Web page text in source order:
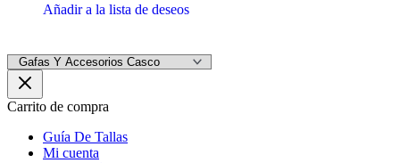
Añadir a la lista de deseos
Carrito de compra
Guía De Tallas
Mi cuenta